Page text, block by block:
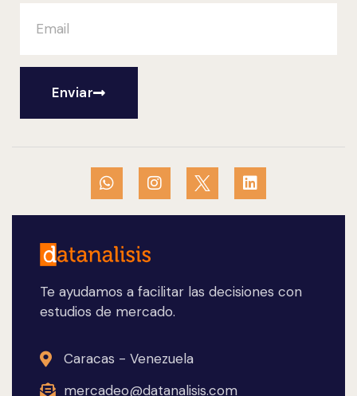
Te ayudamos a facilitar las decisiones con
estudios de mercado.
Caracas - Venezuela
mercadeo@datanalisis.com
Enviar